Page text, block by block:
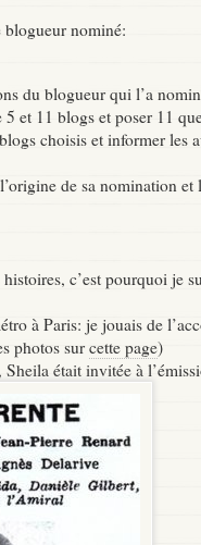
nominé:
du blogueur qui l’a
et 11 blogs et poser 11
choisis et informer les
de sa nomination et
c’est pourquoi je
à Paris: je jouais de
photos sur cette page)
était invitée à